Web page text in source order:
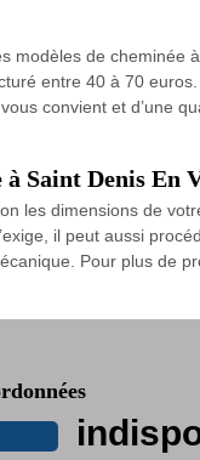
modèles de
entre 40 à 70
convient et d’une
Saint Denis En
les dimensions de
il peut aussi
Pour plus de